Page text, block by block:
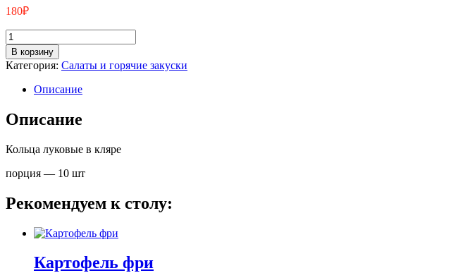
180₽
Количество
товара
Луковые
кольца
В корзину
Категория: Салаты и горячие закуски
Описание
Описание
Кольца луковые в кляре
порция — 10 шт
Рекомендуем к столу:
Картофель фри